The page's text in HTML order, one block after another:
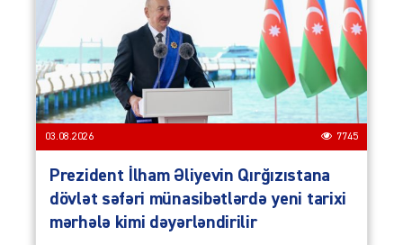
03.08.2026 7745
Prezident İlham Əliyevin Qırğızıstana
dövlət səfəri münasibətlərdə yeni tarixi
mərhələ kimi dəyərləndirilir